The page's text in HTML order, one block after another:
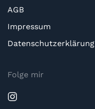
AGB
Impressum
Datenschutzerklärung
Folge mir